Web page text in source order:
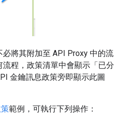
將其附加至 API Proxy 中的流
程，政策清單中會顯示「已分
金鑰訊息政策旁即顯示此圖
範例，可執行下列操作：